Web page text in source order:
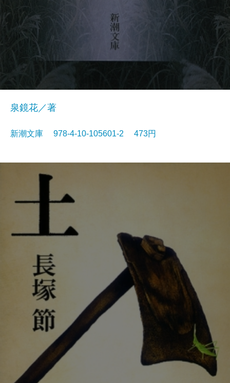
泉鏡花／著
新潮文庫 978-4-10-105601-2 473円